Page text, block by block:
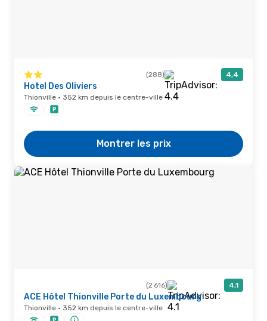
(288) 4,4
Hotel Des Oliviers
Thionville · 352 km depuis le centre-ville
Montrer les prix
(2 616) 4,1
ACE Hôtel Thionville Porte du Luxembourg
Thionville · 352 km depuis le centre-ville